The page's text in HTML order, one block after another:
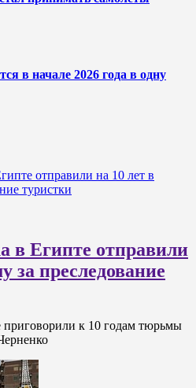
в начале 2026 года в одну
отправили на 10 лет в
туристки
в Египте отправили
за преследование
приговорили к 10 годам тюрьмы